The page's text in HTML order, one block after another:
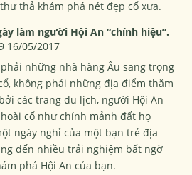
thả khám phá nét đẹp cổ xưa.
làm người Hội An “chính hiệu”.
16/05/2017
những nhà hàng Âu sang trọng
không phải những địa điểm thăm
các trang du lịch, người Hội An
cổ như chính mảnh đất họ
ngày nghỉ của một bạn trẻ địa
đến nhiều trải nghiệm bất ngờ
phá Hội An của bạn.